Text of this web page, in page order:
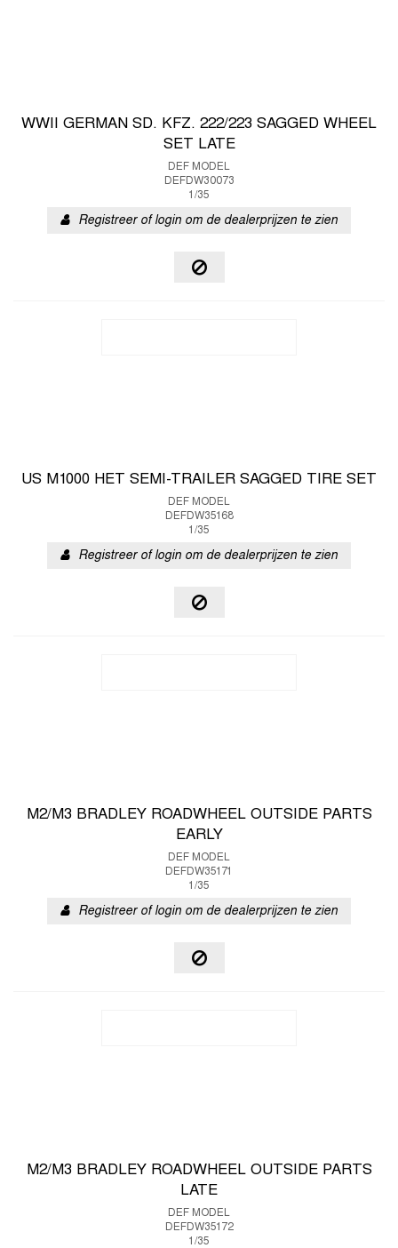
WWII GERMAN SD. KFZ. 222/223 SAGGED WHEEL
SET LATE
DEF MODEL
DEFDW30073
1/35
Registreer of login om de dealerprijzen te zien
US M1000 HET SEMI-TRAILER SAGGED TIRE SET
DEF MODEL
DEFDW35168
1/35
Registreer of login om de dealerprijzen te zien
M2/M3 BRADLEY ROADWHEEL OUTSIDE PARTS
EARLY
DEF MODEL
DEFDW35171
1/35
Registreer of login om de dealerprijzen te zien
M2/M3 BRADLEY ROADWHEEL OUTSIDE PARTS
LATE
DEF MODEL
DEFDW35172
1/35